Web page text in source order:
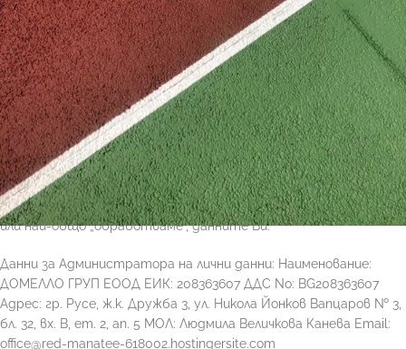
ДОМЕЛЛО ГРУП ЕООД отговаря на всички изисквания на
новата регулация, като събира единствено данни на лицата
дотолкова, доколкото са необходими за предоставянето на
услугата, и ги пази отговорно и законосъобразно.
Поверителността и сигурността на Вашите лични данни е
от първостепенно значение за нас. Поради тази причина
създадохме Политика на поведение при получаване,
обработване и защита на личните данни на клиентите на
ДОМЕЛЛО ГРУП ЕООД, която обхваща начина, по който
събираме, използваме, съхраняваме, разкриваме и изтриваме,
или най-общо „обработваме“, данните Ви.
Данни за Администратора на лични данни: Наименование:
ДОМЕЛЛО ГРУП ЕООД ЕИК: 208363607 ДДС No: BG208363607
Адрес: гр. Русе, ж.к. Дружба 3, ул. Никола Йонков Вапцаров № 3,
бл. 32, вх. В, ет. 2, ап. 5 МОЛ: Людмила Величкова Канева Email:
office@red-manatee-618002.hostingersite.com